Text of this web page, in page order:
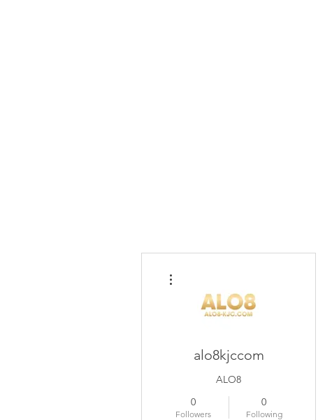
alo8kjccom
ALO8
0
Followers
0
Following